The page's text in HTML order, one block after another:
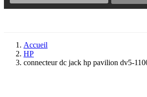
Accueil
HP
connecteur dc jack hp pavilion dv5-